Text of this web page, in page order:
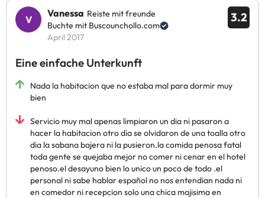
3.2
Vanessa Reiste mit freunde
Buchte mit Buscounchollo.com
April 2017
Eine einfache Unterkunft
Nada la habitacion que no estaba mal para dormir muy
bien
Servicio muy mal apenas limpiaron un dia ni pasaron a
hacer la habitacion otro dia se olvidaron de una toalla otro
dia la sabana bajera ni la pusieron.la comida penosa fatal
toda gente se quejaba mejor no comer ni cenar en el hotel
penoso.el desayuno bien lo unico un poco de todo .el
personal ni sabe hablar español no nos entendian nada ni
en comedor ni recepcion solo una chica majisima en